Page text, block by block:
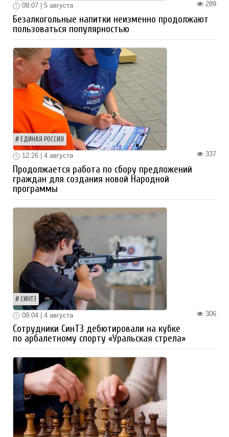
289
08:07 | 5 августа
Безалкогольные напитки неизменно продолжают
пользоваться популярностью
ЕДИНАЯ РОССИЯ
337
12:26 | 4 августа
Продолжается работа по сбору предложений
граждан для создания новой Народной
программы
СИНТЗ
306
09:04 | 4 августа
Сотрудники СинТЗ дебютировали на кубке
по арбалетному спорту «Уральская стрела»